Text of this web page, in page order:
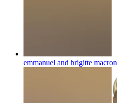
emmanuel and brigitte macron